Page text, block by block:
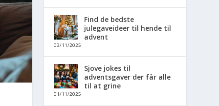
Find de bedste
julegaveideer til hende til
advent
03/11/2025
Sjove jokes til
adventsgaver der får alle
til at grine
01/11/2025